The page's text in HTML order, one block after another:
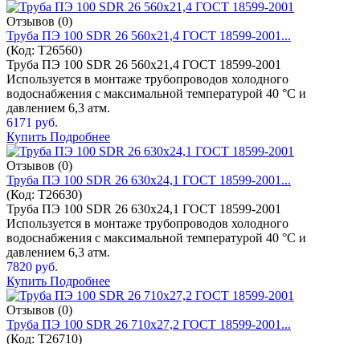
Отзывов (0)
Труба ПЭ 100 SDR 26 560x21,4 ГОСТ 18599-2001...
(Код: T26560)
Труба ПЭ 100 SDR 26 560x21,4 ГОСТ 18599-2001
Используется в монтаже трубопроводов холодного
водоснабжения с максимальной температурой 40 °C и
давлением 6,3 атм.
6171 руб.
Купить Подробнее
Отзывов (0)
Труба ПЭ 100 SDR 26 630x24,1 ГОСТ 18599-2001...
(Код: T26630)
Труба ПЭ 100 SDR 26 630x24,1 ГОСТ 18599-2001
Используется в монтаже трубопроводов холодного
водоснабжения с максимальной температурой 40 °C и
давлением 6,3 атм.
7820 руб.
Купить Подробнее
Отзывов (0)
Труба ПЭ 100 SDR 26 710x27,2 ГОСТ 18599-2001...
(Код: T26710)